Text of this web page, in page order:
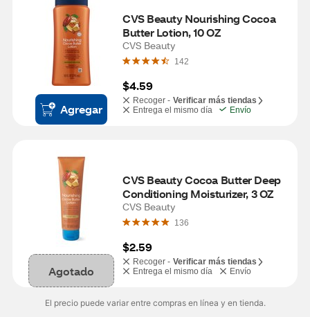
Agregar
CVS Beauty Nourishing Cocoa
Butter Lotion, 10 OZ
CVS Beauty
142
$4.59
Recoger - Verificar más tiendas
Entrega el mismo día
Envío
Agotado
CVS Beauty Cocoa Butter Deep
Conditioning Moisturizer, 3 OZ
CVS Beauty
136
$2.59
Recoger - Verificar más tiendas
Entrega el mismo día
Envío
El precio puede variar entre compras en línea y en tienda.